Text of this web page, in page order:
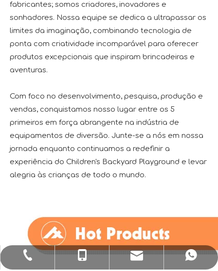
fabricantes; somos criadores, inovadores e
sonhadores. Nossa equipe se dedica a ultrapassar os
limites da imaginação, combinando tecnologia de
ponta com criatividade incomparável para oferecer
produtos excepcionais que inspiram brincadeiras e
aventuras.
Com foco no desenvolvimento, pesquisa, produção e
vendas, conquistamos nosso lugar entre os 5
primeiros em força abrangente na indústria de
equipamentos de diversão. Junte-se a nós em nossa
jornada enquanto continuamos a redefinir a
experiência do Children's Backyard Playground e levar
alegria às crianças de todo o mundo.
+86-577-67499999
+86-18066498819
sale1@huaxiatoys.com
+8618066498819